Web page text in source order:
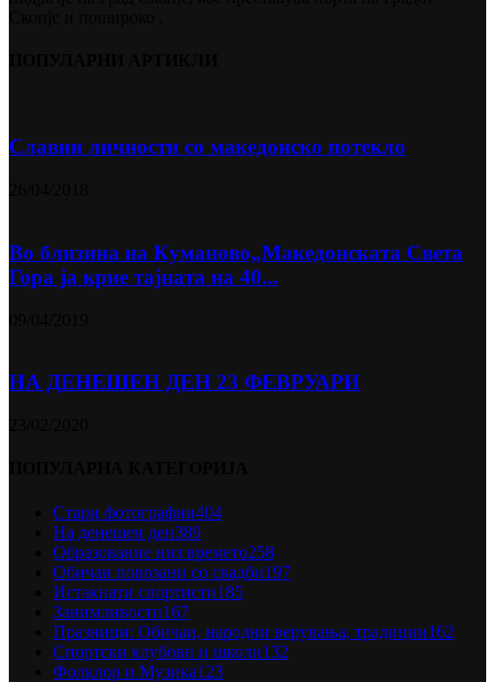
Славни личности со македонско потекло
Во близина на Кумановo„Македонската Света
Гора ја крие тајната на 40...
НА ДЕНЕШЕН ДЕН 23 ФЕВРУАРИ
Стари фотографии404
На денешен ден389
Образование низ времето258
Обичаи поврзани со свадби197
Истакнати спортисти185
Занимливости167
Празници: Обичаи, народни верувања, традиции162
Спортски клубови и школи132
Фолклор и Музика123